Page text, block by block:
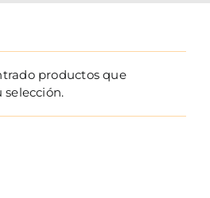
productos que